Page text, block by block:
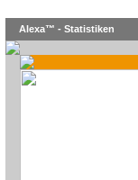
Alexa™ - Statistiken